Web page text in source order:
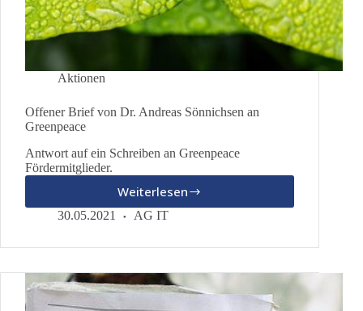
Aktionen
Offener Brief von Dr. Andreas Sönnichsen an
Greenpeace
Antwort auf ein Schreiben an Greenpeace
Fördermitglieder.
Weiterlesen
Offener
Brief
Dr.
Sönnichsen
an
30.05.2021 AG IT